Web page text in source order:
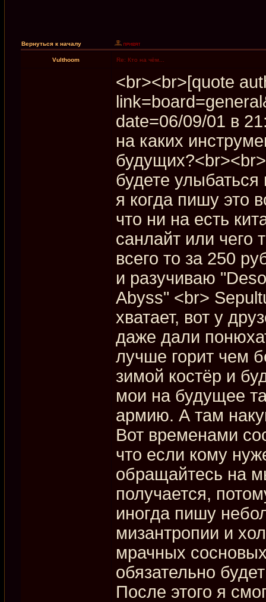
Вернуться к началу
Vulthoom Re: Кто на чём...
<br><br>[quote
date=06/09/01 в
на каких
будете улыбаться
я когда пишу это
что ни на есть
санлайт или чего
всего то за 250
и разучиваю
Abyss" <br>
хватает, вот у
даже дали
лучше горит чем
зимой костёр и
мои на будущее
армию. А там
Вот временами
что если кому
обращайтесь на
получается,
иногда пишу
мизантропии и
мрачных
обязательно
После этого я